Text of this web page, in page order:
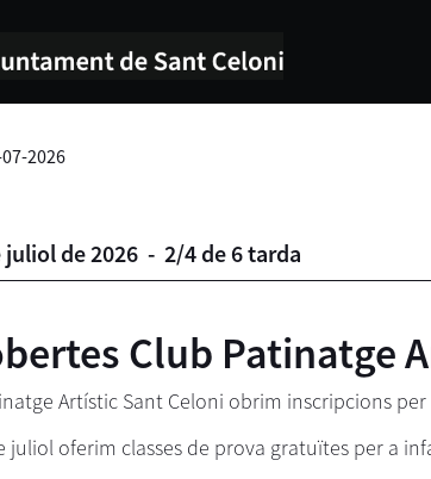
2026
juliol de2026 - 2/4 de 6 tarda
Club Patinatge
Artístic Sant Celoni obrim inscripcions
juliol oferim classes de prova gratuïtes per a